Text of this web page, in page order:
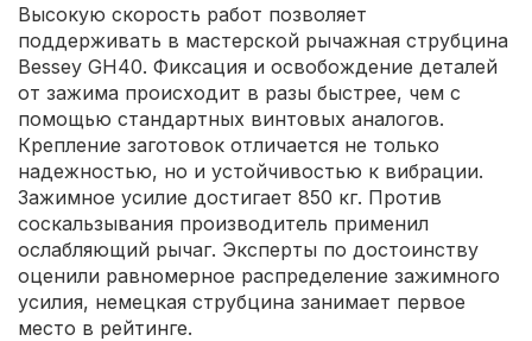
Высокую скорость работ позволяет
поддерживать в мастерской рычажная струбцина
Bessey GH40. Фиксация и освобождение деталей
от зажима происходит в разы быстрее, чем с
помощью стандартных винтовых аналогов.
Крепление заготовок отличается не только
надежностью, но и устойчивостью к вибрации.
Зажимное усилие достигает 850 кг. Против
соскальзывания производитель применил
ослабляющий рычаг. Эксперты по достоинству
оценили равномерное распределение зажимного
усилия, немецкая струбцина занимает первое
место в рейтинге.